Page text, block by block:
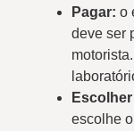
Pagar: o
deve ser
escolhe